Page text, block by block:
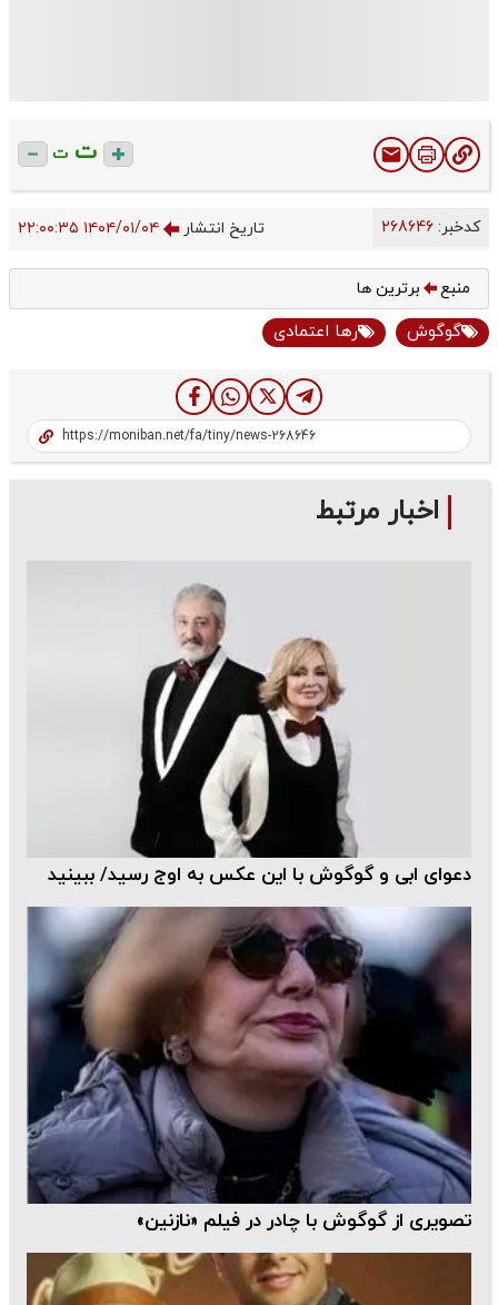
ت ت
کدخبر: تاریخ انتشار ۱۴۰۴/۰۱/۰۴ ۲۲:۰۰:۳۵
منبع برترین ها
گوگوش رها اعتمادی
اخبار مرتبط
دعوای ابی و گوگوش با این عکس به اوج رسید/ ببینید
تصویری از گوگوش با چادر در فیلم «نازنین»